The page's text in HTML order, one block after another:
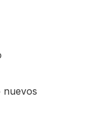
nuevos